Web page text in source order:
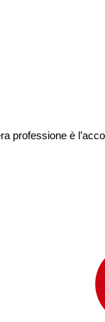
professione è